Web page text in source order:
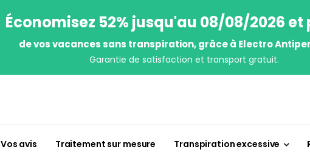
Économisez 52% jusqu'au 08/08/2026
de vos vacances sans transpiration, grâce à Electro
Garantie de satisfaction et transport gratuit.
Vos avis Traitement sur mesure Transpiration excessive